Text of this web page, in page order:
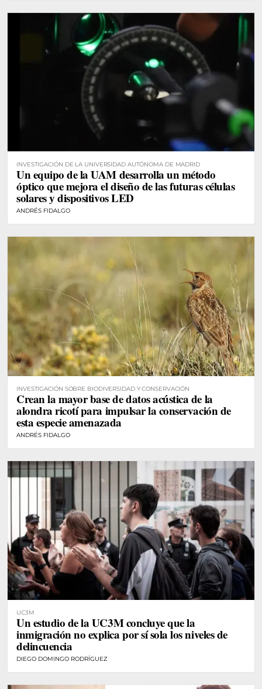
INVESTIGACIÓN DE LA UNIVERSIDAD AUTÓNOMA DE MADRID
Un equipo de la UAM desarrolla un método
óptico que mejora el diseño de las futuras células
solares y dispositivos LED
ANDRÉS FIDALGO
INVESTIGACIÓN SOBRE BIODIVERSIDAD Y CONSERVACIÓN
Crean la mayor base de datos acústica de la
alondra ricotí para impulsar la conservación de
esta especie amenazada
ANDRÉS FIDALGO
UC3M
Un estudio de la UC3M concluye que la
inmigración no explica por sí sola los niveles de
delincuencia
DIEGO DOMINGO RODRÍGUEZ